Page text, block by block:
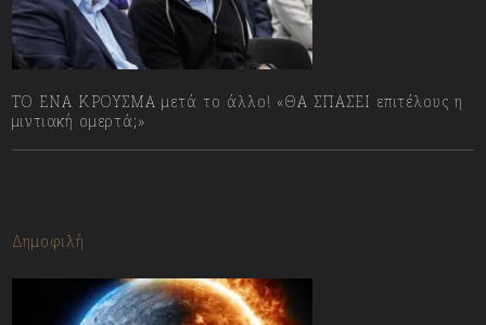
ΤΟ ΕΝΑ ΚΡΟΥΣΜΑ μετά το άλλο! «ΘΑ ΣΠΑΣΕΙ επιτέλους η
μιντιακή ομερτά;»
Δημοφιλή